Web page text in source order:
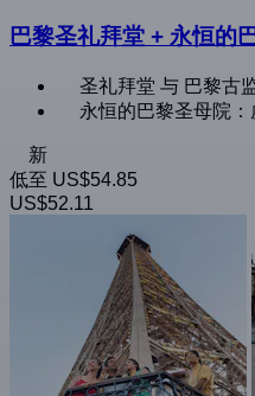
巴黎圣礼拜堂 + 永恒的
圣礼拜堂 与 巴黎古
永恒的巴黎圣母院：
新
低至 US$54.85
US$52.11